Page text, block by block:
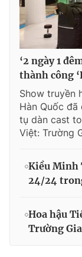
‘2 ngày 1
thành công
Show truyền
Hàn Quốc đã
tụ dàn cast
Việt: Trường
Kiều Minh
24/24
Hoa hậu
Trường